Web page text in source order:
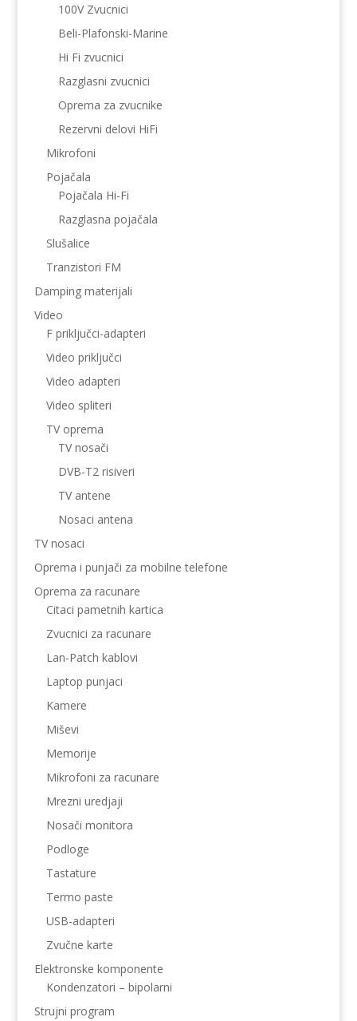
100V Zvucnici
Beli-Plafonski-Marine
Hi Fi zvucnici
Razglasni zvucnici
Oprema za zvucnike
Rezervni delovi HiFi
Mikrofoni
Pojačala
Pojačala Hi-Fi
Razglasna pojačala
Slušalice
Tranzistori FM
Damping materijali
Video
F priključci-adapteri
Video priključci
Video adapteri
Video spliteri
TV oprema
TV nosači
DVB-T2 risiveri
TV antene
Nosaci antena
TV nosaci
Oprema i punjači za mobilne telefone
Oprema za racunare
Citaci pametnih kartica
Zvucnici za racunare
Lan-Patch kablovi
Laptop punjaci
Kamere
Miševi
Memorije
Mikrofoni za racunare
Mrezni uredjaji
Nosači monitora
Podloge
Tastature
Termo paste
USB-adapteri
Zvučne karte
Elektronske komponente
Kondenzatori – bipolarni
Strujni program